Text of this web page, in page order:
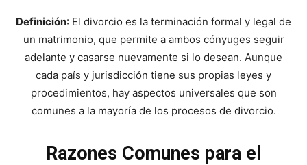
Definición: El divorcio es la terminación formal y legal de
un matrimonio, que permite a ambos cónyuges seguir
adelante y casarse nuevamente si lo desean. Aunque
cada país y jurisdicción tiene sus propias leyes y
procedimientos, hay aspectos universales que son
comunes a la mayoría de los procesos de divorcio.
Razones Comunes para el